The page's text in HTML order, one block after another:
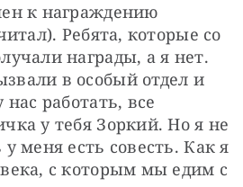
к награждению
Ребята, которые со
награды, а я нет.
в особый отдел и
работать, все
у тебя Зоркий. Но я не
меня есть совесть. Как я
с которым мы едим с